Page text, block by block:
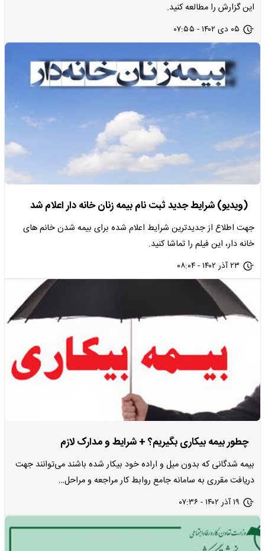
این گزارش را مطالعه کنید.
۰۵ دی ۱۴۰۲ - ۰۷:۵۵
(ویدیو) شرایط جدید ثبت نام بیمه زنان خانه دار اعلام شد
جهت اطلاع از جدیدترین شرایط اعلام شده برای بیمه شدن خانم های
خانه دار، این فیلم را تماشا کنید.
۲۳ آذر ۱۴۰۲ - ۰۸:۰۴
چطور بیمه بیکاری بگیریم؟ + شرایط و مدارک لازم
بیمه شدگانی که بدون میل و اراده خود بیکار شده باشند می‌توانند جهت
دریافت مقرری به سامانه جامع روابط کار مراجعه و مراحل…
۱۹ آذر ۱۴۰۲ - ۰۷:۳۶